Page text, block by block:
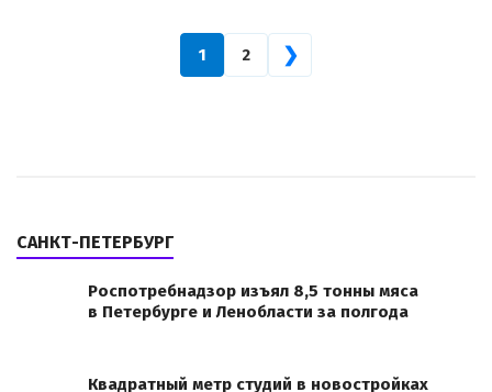
1 2 ❯
САНКТ-ПЕТЕРБУРГ
Роспотребнадзор изъял 8,5 тонны мяса
в Петербурге и Ленобласти за полгода
Квадратный метр студий в новостройках